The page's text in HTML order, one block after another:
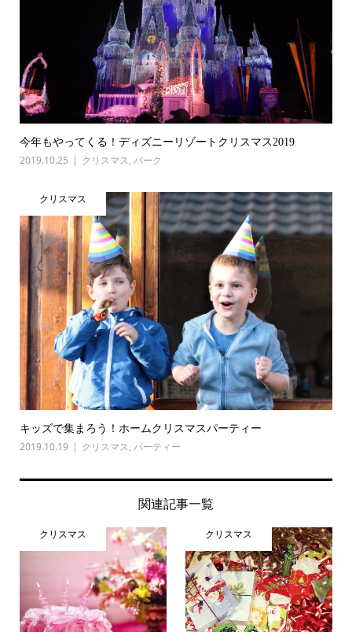
今年もやってくる！ディズニーリゾートクリスマス2019
2019.10.25 クリスマス, パーク
クリスマス
キッズで集まろう！ホームクリスマスパーティー
2019.10.19 クリスマス, パーティー
関連記事一覧
クリスマス クリスマス